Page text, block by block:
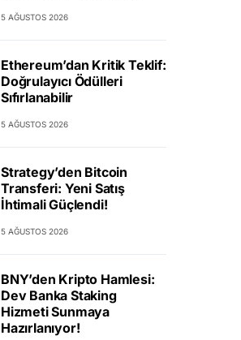
5 AĞUSTOS 2026
Ethereum’dan Kritik Teklif:
Doğrulayıcı Ödülleri
Sıfırlanabilir
5 AĞUSTOS 2026
Strategy’den Bitcoin
Transferi: Yeni Satış
İhtimali Güçlendi!
5 AĞUSTOS 2026
BNY’den Kripto Hamlesi:
Dev Banka Staking
Hizmeti Sunmaya
Hazırlanıyor!